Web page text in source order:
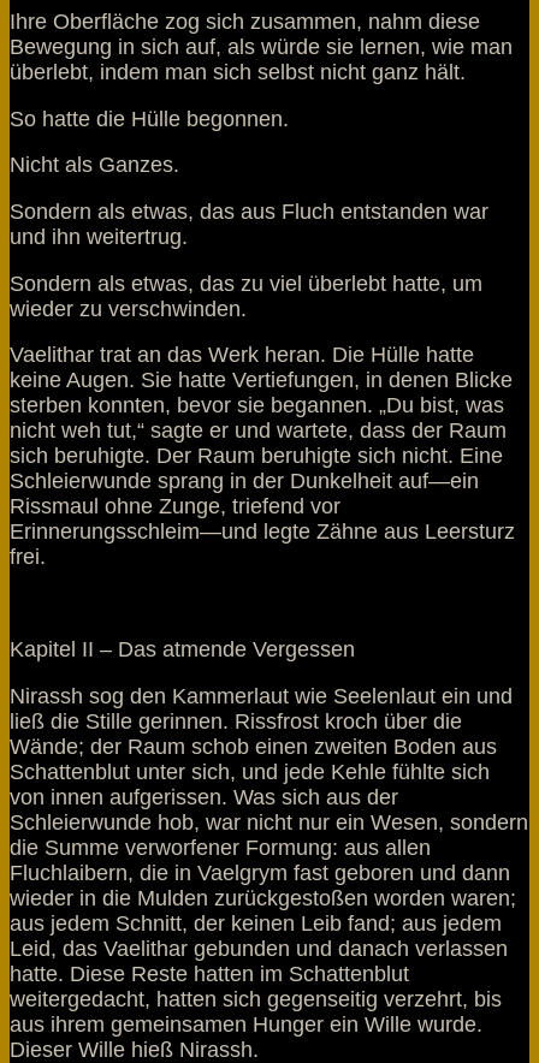
Ihre Oberfläche zog sich zusammen, nahm diese
Bewegung in sich auf, als würde sie lernen, wie man
überlebt, indem man sich selbst nicht ganz hält.
So hatte die Hülle begonnen.
Nicht als Ganzes.
Sondern als etwas, das aus Fluch entstanden war
und ihn weitertrug.
Sondern als etwas, das zu viel überlebt hatte, um
wieder zu verschwinden.
Vaelithar trat an das Werk heran. Die Hülle hatte
keine Augen. Sie hatte Vertiefungen, in denen Blicke
sterben konnten, bevor sie begannen. „Du bist, was
nicht weh tut,“ sagte er und wartete, dass der Raum
sich beruhigte. Der Raum beruhigte sich nicht. Eine
Schleierwunde sprang in der Dunkelheit auf—ein
Rissmaul ohne Zunge, triefend vor
Erinnerungsschleim—und legte Zähne aus Leersturz
frei.
Kapitel II – Das atmende Vergessen
Nirassh sog den Kammerlaut wie Seelenlaut ein und
ließ die Stille gerinnen. Rissfrost kroch über die
Wände; der Raum schob einen zweiten Boden aus
Schattenblut unter sich, und jede Kehle fühlte sich
von innen aufgerissen. Was sich aus der
Schleierwunde hob, war nicht nur ein Wesen, sondern
die Summe verworfener Formung: aus allen
Fluchlaibern, die in Vaelgrym fast geboren und dann
wieder in die Mulden zurückgestoßen worden waren;
aus jedem Schnitt, der keinen Leib fand; aus jedem
Leid, das Vaelithar gebunden und danach verlassen
hatte. Diese Reste hatten im Schattenblut
weitergedacht, hatten sich gegenseitig verzehrt, bis
aus ihrem gemeinsamen Hunger ein Wille wurde.
Dieser Wille hieß Nirassh.